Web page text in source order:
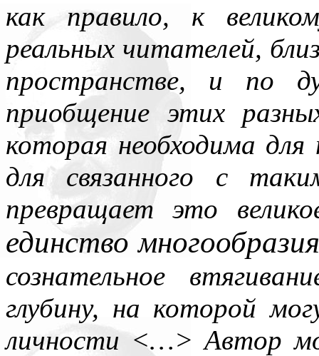
как правило, к
реальных читателей,
пространстве, и по
приобщение этих
которая необходима
для связанного с
превращает это
единство многообразия
сознательное
глубину, на которой
личности <…> Автор